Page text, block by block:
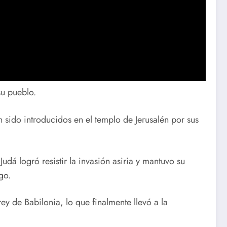
pueblo.
introducidos en el templo de Jerusalén por sus
logró resistir la invasión asiria y mantuvo su
de Babilonia, lo que finalmente llevó a la